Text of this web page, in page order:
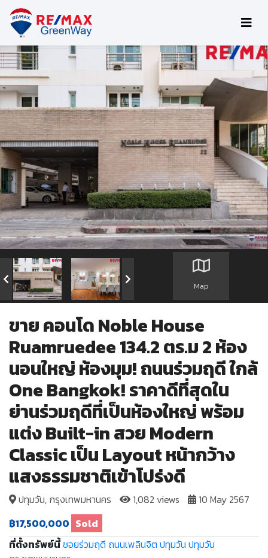
Map
ขาย คอนโด Noble House
Ruamruedee 134.2 ตร.ม 2 ห้อง
นอนใหญ่ ห้องมุม! ถนนร่วมฤดี ใกล้
One Bangkok! ราคาดีที่สุดใน
ย่านร่วมฤดีที่เป็นห้องใหญ่ พร้อม
แต่ง Built-in สวย Modern
Classic เป็น Layout หน้ากว้าง
แสงธรรมชาติเข้าโปร่งดี
ปทุมวัน, กรุงเทพมหานคร 1,082 views
10 May 2567
฿17,500,000 Sold
ที่ตั้งทรัพย์นี้ซอยร่วมฤดี ถนนเพลินจิต ปทุมวัน ปทุมวัน